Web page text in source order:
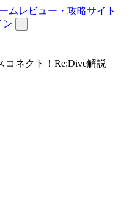
ン
ネクト！Re:Dive解説